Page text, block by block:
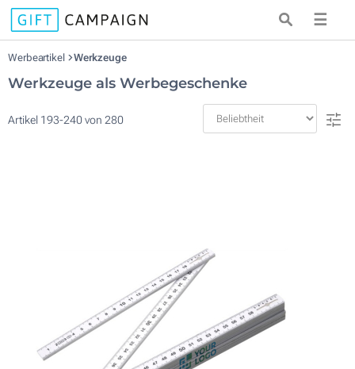
☰
Werbeartikel Werkzeuge
Werkzeuge als Werbegeschenke
Artikel 193-240von 280